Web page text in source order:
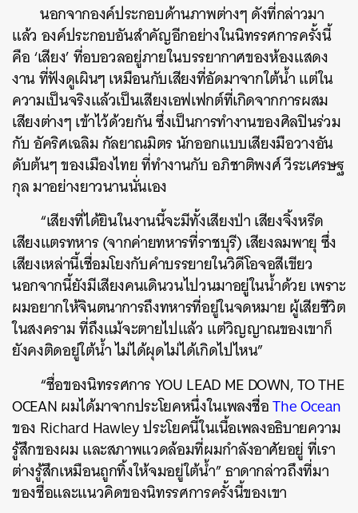
นอกจากองค์ประกอบด้านภาพต่างๆ ดังที่กล่าวมา
แล้ว องค์ประกอบอันสำคัญอีกอย่างในนิทรรศการครั้งนี้
คือ ‘เสียง’ ที่อบอวลอยู่ภายในบรรยากาศของห้องแสดง
งาน ที่ฟังดูเผินๆ เหมือนกับเสียงที่อัดมาจากใต้น้ำ แต่ใน
ความเป็นจริงแล้วเป็นเสียงเอฟเฟกต์ที่เกิดจากการผสม
เสียงต่างๆ เข้าไว้ด้วยกัน ซึ่งเป็นการทำงานของศิลปินร่วม
กับ อัคริศเฉลิม กัลยาณมิตร นักออกแบบเสียงมือวางอัน
ดับต้นๆ ของเมืองไทย ที่ทำงานกับ อภิชาติพงศ์ วีระเศรษฐ
กุล มาอย่างยาวนานนั่นเอง
“เสียงที่ได้ยินในงานนี้จะมีทั้งเสียงป่า เสียงจิ้งหรีด
เสียงแตรทหาร (จากค่ายทหารที่ราชบุรี) เสียงลมพายุ ซึ่ง
เสียงเหล่านี้เชื่อมโยงกับคำบรรยายในวิดีโอจอสีเขียว
นอกจากนี้ยังมีเสียงคนเดินวนไปวนมาอยู่ในน้ำด้วย เพราะ
ผมอยากให้จินตนาการถึงทหารที่อยู่ในจดหมาย ผู้เสียชีวิต
ในสงคราม ที่ถึงแม้จะตายไปแล้ว แต่วิญญาณของเขาก็
ยังคงติดอยู่ใต้น้ำ ไม่ได้ผุดไม่ได้เกิดไปไหน”
“ชื่อของนิทรรศการ YOU LEAD ME DOWN, TO THE
OCEAN ผมได้มาจากประโยคหนึ่งในเพลงชื่อThe Ocean
ของ Richard Hawley ประโยคนี้ในเนื้อเพลงอธิบายความ
รู้สึกของผม และสภาพแวดล้อมที่ผมกำลังอาศัยอยู่ ที่เรา
ต่างรู้สึกเหมือนถูกทิ้งให้จมอยู่ใต้น้ำ” ธาดากล่าวถึงที่มา
ของชื่อและแนวคิดของนิทรรศการครั้งนี้ของเขา